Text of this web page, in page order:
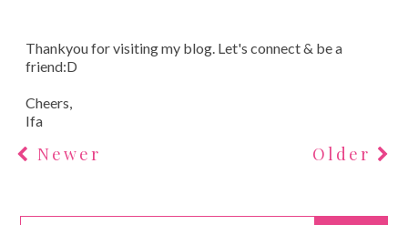
Thankyou for visiting my blog. Let's connect & be a
friend:D
Cheers,
Ifa
Newer Older